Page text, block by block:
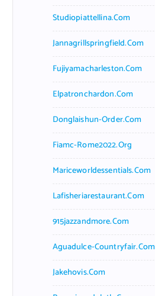
Studiopiattellina.com
Jannagrillspringfield.com
Fujiyamacharleston.com
Elpatronchardon.com
Donglaishun-Order.com
Fiamc-Rome2022.org
Mariceworldessentials.com
Lafisheriarestaurant.com
915jazzandmore.com
Aguadulce-Countryfair.com
Jakehovis.com